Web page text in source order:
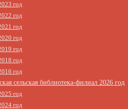
год
год
год
год
год
год
год
сельская библиотека-филиал 2026 год
год
год